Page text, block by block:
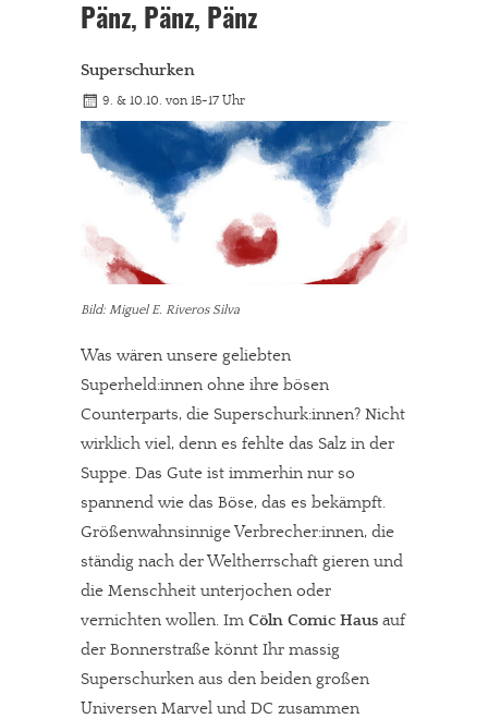
Pänz, Pänz, Pänz
Superschurken
9. & 10.10. von 15-17 Uhr
Bild: Miguel E. Riveros Silva
Was wären unsere geliebten
Superheld:innen ohne ihre bösen
Counterparts, die Superschurk:innen? Nicht
wirklich viel, denn es fehlte das Salz in der
Suppe. Das Gute ist immerhin nur so
spannend wie das Böse, das es bekämpft.
Größenwahnsinnige Verbrecher:innen, die
ständig nach der Weltherrschaft gieren und
die Menschheit unterjochen oder
vernichten wollen. Im Cöln Comic Haus auf
der Bonnerstraße könnt Ihr massig
Superschurken aus den beiden großen
Universen Marvel und DC zusammen